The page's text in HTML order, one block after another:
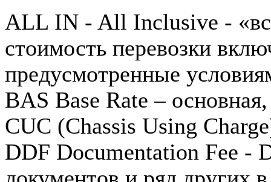
ALL IN - All Inclusive -
стоимость перевозки
предусмотренные
BAS Base Rate –
CUC (Chassis Using
DDF Documentation Fee -